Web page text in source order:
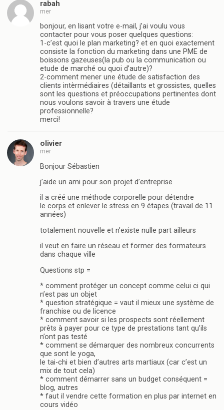
rabah
mer
bonjour, en lisant votre e-mail, j’ai voulu vous
contacter pour vous poser quelques questions:
1-c’est quoi le plan marketing? et en quoi exactement
consiste la fonction du marketing dans une PME de
boissons gazeuses(la pub ou la communication ou
etude de marché ou quoi d’autre)?
2-comment mener une étude de satisfaction des
clients intèrmédiaires (détaillants et grossistes, quelles
sont les questions et préoccupations pertinentes dont
nous voulons savoir à travers une étude
professionnelle?
merci!
olivier
mer
Bonjour Sébastien
j’aide un ami pour son projet d’entreprise
il a créé une méthode corporelle pour détendre
le corps et enlever le stress en 9 étapes (travail de 11
années)
totalement nouvelle et n’existe nulle part ailleurs
il veut en faire un réseau et former des formateurs
dans chaque ville
Questions stp =
* comment protéger un concept comme celui ci qui
n’est pas un objet
* question stratégique = vaut il mieux une système de
franchise ou de licence
* comment savoir si les prospects sont réellement
prêts à payer pour ce type de prestations tant qu’ils
n’ont pas testé
* comment se démarquer des nombreux concurrents
que sont le yoga,
le tai-chi et bien d’autres arts martiaux (car c’est un
mix de tout cela)
* comment démarrer sans un budget conséquent =
blog, autres
* faut il vendre cette formation en plus par internet en
cours vidéo